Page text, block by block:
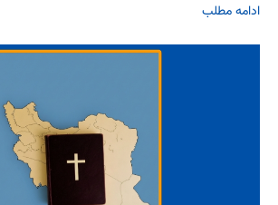
ادامه مطلب